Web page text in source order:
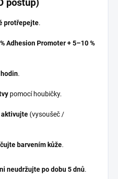
postup)
protřepejte.
Adhesion Promoter + 5–10 %
.
pomocí houbičky.
(vysoušeč /
barvením kůže.
neudržujte po dobu 5 dnů.